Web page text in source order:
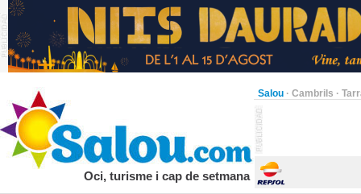
Salou · Cambrils ·
Oci, turisme i cap de setmana